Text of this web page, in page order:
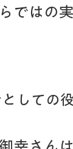
ではの
しての